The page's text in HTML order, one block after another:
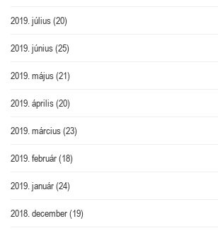
2019. július(20)
2019. június(25)
2019. május(21)
2019. április(20)
2019. március(23)
2019. február(18)
2019. január(24)
2018. december(19)